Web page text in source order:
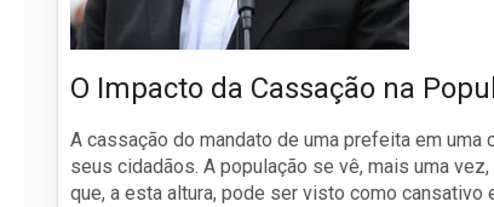
O Impacto da Cassação na
A cassação do mandato de uma prefeita em
seus cidadãos. A população se vê, mais uma
que, a esta altura, pode ser visto como